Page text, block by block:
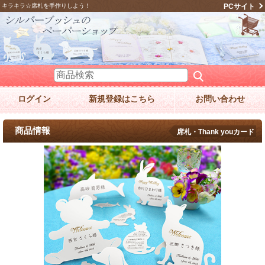
キラキラ☆席札を手作りしよう！ PCサイト
ログイン 新規登録はこちら お問い合わせ
商品情報 席札・Thank youカード